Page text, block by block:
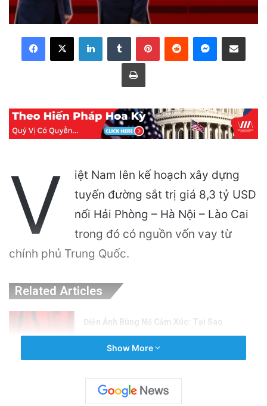
LinkedInTumblr PinterestReddit Messenger
Share via Email
Print
V
iệt Nam lên kế hoạch xây dựng
tuyến đường sắt trị giá 8,3 tỷ USD
nối Hải Phòng – Hà Nội – Lào Cai
trong đó có nguồn vốn vay từ
chính phủ Trung Quốc.
Related Articles
Điện Ảnh Bùng Nổ Cảm Xúc: Tại Sao
Cách Mạnh Mẽ?
6 hours ago
Cảnh Báo: Công An Xử Phạt Người Chia Sẻ
Show More